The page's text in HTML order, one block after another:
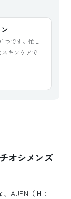
つです。忙し
キンケアで
オシメンズ
AUEN（旧：